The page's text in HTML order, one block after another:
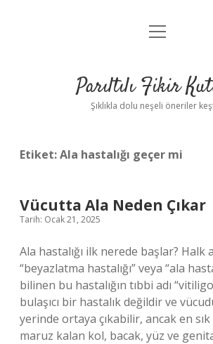
Anasayfa
Yasal Uyarı
menüyü
Parıltılı Fikir
Şıklıkla dolu neşeli öneriler
Etiket:Ala hastalığı geçer mi
Vücutta Ala Neden Çıkar
Tarih: Ocak 21, 2025
Ala hastalığı ilk nerede başlar? Halk
“beyazlatma hastalığı” veya “ala
bilinen bu hastalığın tıbbi adı
bulaşıcı bir hastalık değildir ve
yerinde ortaya çıkabilir, ancak en sık
maruz kalan kol, bacak, yüz ve